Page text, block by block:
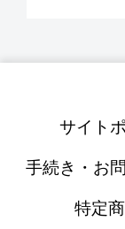
サイト
手続き・お
特定